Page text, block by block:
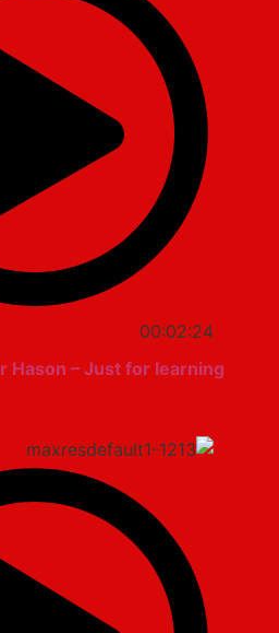
00:02:24
Shahar Hason – Just for learning